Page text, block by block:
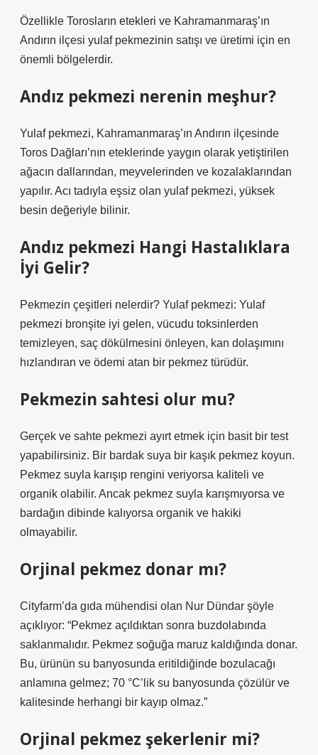
Özellikle Torosların etekleri ve Kahramanmaraş’ın
Andırın ilçesi yulaf pekmezinin satışı ve üretimi için en
önemli bölgelerdir.
Andız pekmezi nerenin meşhur?
Yulaf pekmezi, Kahramanmaraş’ın Andırın ilçesinde
Toros Dağları’nın eteklerinde yaygın olarak yetiştirilen
ağacın dallarından, meyvelerinden ve kozalaklarından
yapılır. Acı tadıyla eşsiz olan yulaf pekmezi, yüksek
besin değeriyle bilinir.
Andız pekmezi Hangi Hastalıklara
İyi Gelir?
Pekmezin çeşitleri nelerdir? Yulaf pekmezi: Yulaf
pekmezi bronşite iyi gelen, vücudu toksinlerden
temizleyen, saç dökülmesini önleyen, kan dolaşımını
hızlandıran ve ödemi atan bir pekmez türüdür.
Pekmezin sahtesi olur mu?
Gerçek ve sahte pekmezi ayırt etmek için basit bir test
yapabilirsiniz. Bir bardak suya bir kaşık pekmez koyun.
Pekmez suyla karışıp rengini veriyorsa kaliteli ve
organik olabilir. Ancak pekmez suyla karışmıyorsa ve
bardağın dibinde kalıyorsa organik ve hakiki
olmayabilir.
Orjinal pekmez donar mı?
Cityfarm’da gıda mühendisi olan Nur Dündar şöyle
açıklıyor: “Pekmez açıldıktan sonra buzdolabında
saklanmalıdır. Pekmez soğuğa maruz kaldığında donar.
Bu, ürünün su banyosunda eritildiğinde bozulacağı
anlamına gelmez; 70 °C’lik su banyosunda çözülür ve
kalitesinde herhangi bir kayıp olmaz.”
Orjinal pekmez şekerlenir mi?